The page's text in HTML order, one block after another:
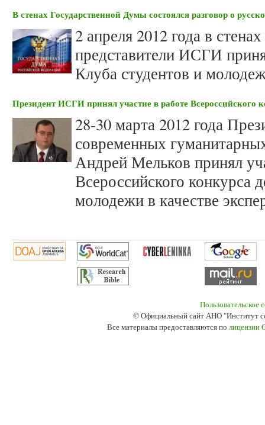
В стенах Государственной Думы состоялся разговор о
2 апреля 2012 года в
представители ИСГИ
Клуба студентов и
Президент ИСГИ принял участие в работе Всероссийского
28-30 марта 2012 года
современных
Андрей Мельков принял
Всероссийского конкурса
молодежи в качестве
Пользовательское
© Официальный сайт АНО "Институт
Все материалы предоставляются по лицензии